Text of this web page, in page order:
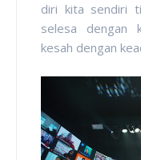
diri kita sendiri
selesa dengan
kesah dengan